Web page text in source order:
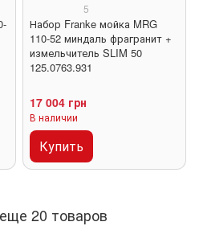
5
Набор Franke мойка MRG
110-52 миндаль фрагранит +
измельчитель SLIM 50
125.0763.931
17 004 грн
В наличии
Купить
20 товаров